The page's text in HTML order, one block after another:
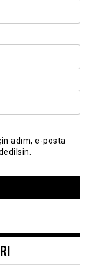
adım, e-posta